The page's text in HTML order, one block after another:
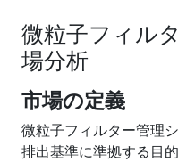
微粒子フィル
場分析
市場の定義
微粒子フィルター管理
排出基準に準拠する目